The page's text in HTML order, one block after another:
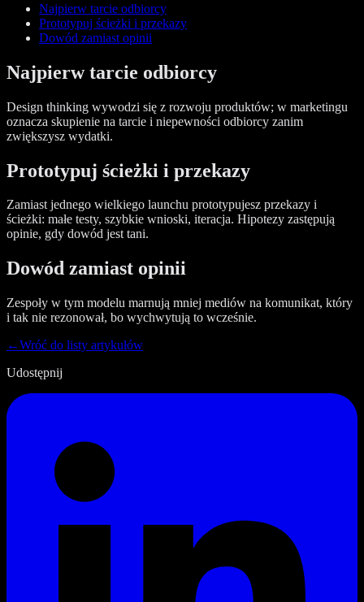
Najpierw tarcie odbiorcy
Prototypuj ścieżki i przekazy
Dowód zamiast opinii
Najpierw tarcie odbiorcy
Design thinking wywodzi się z rozwoju produktów; w marketingu
oznacza skupienie na tarcie i niepewności odbiorcy zanim
zwiększysz wydatki.
Prototypuj ścieżki i przekazy
Zamiast jednego wielkiego launchu prototypujesz przekazy i
ścieżki: małe testy, szybkie wnioski, iteracja. Hipotezy zastępują
opinie, gdy dowód jest tani.
Dowód zamiast opinii
Zespoły w tym modelu marnują mniej mediów na komunikat, który
i tak nie rezonował, bo wychwytują to wcześnie.
←Wróć do listy artykułów
Udostępnij